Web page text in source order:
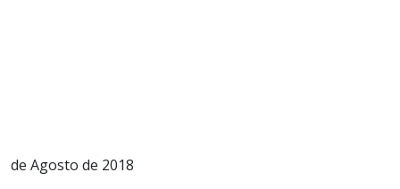
de Agosto de 2018